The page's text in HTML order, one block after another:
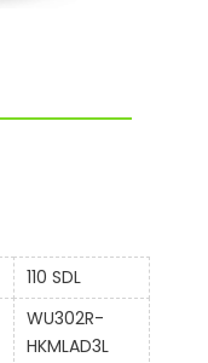
110 SDL
WU302R-
HKMLAD3L